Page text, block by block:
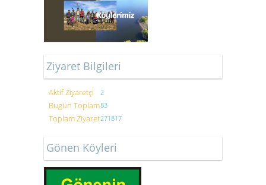
Ziyaret Bilgileri
Aktif Ziyaretçi 2
Bugün Toplam83
Toplam Ziyaret271817
Gönen Köyleri